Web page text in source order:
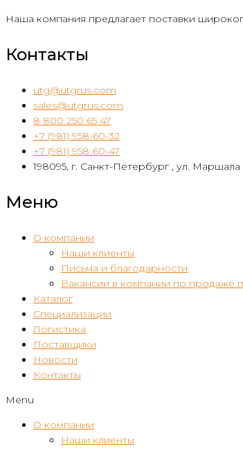
Наша компания предлагает поставки
Контакты
utg@utgrus.com
sales@utgrus.com
8 800 250 65 47
+7 (981) 958-60-32
+7 (981) 958-60-47
198095, г. Санкт-Петербург , ул.
Меню
О компании
Наши клиенты
Письма и благодарности
Вакансии в компании по продаже
Каталог
Специализации
Логистика
Поставщики
Новости
Контакты
Menu
О компании
Наши клиенты